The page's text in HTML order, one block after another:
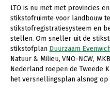
LTO is nu met met provincies
stikstofruimte voor landbouw
stikstofregistratiesysteem en
stellen. Om sneller uit de
stikstofplan Duurzaam
Natuur & Milieu, VNO-NCW,
Nederland roepen de Tweede
het versnellingsplan alsnog op